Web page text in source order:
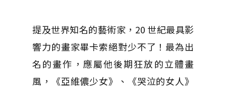
提及世界知名的藝術家，20 世紀最具影
響力的畫家畢卡索絕對少不了！最為出
名的畫作，應屬他後期狂放的立體畫
風，《亞維儂少女》、《哭泣的女人》